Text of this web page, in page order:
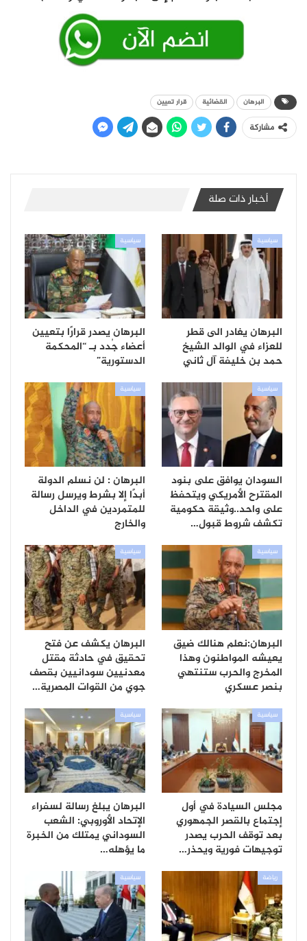
البرهان القضائية قرار تعيين
مشاركة
أخبار ذات صلة
سياسية
البرهان يغادر الى قطر
للعزاء في الوالد الشيخ
حمد بن خليفة آل ثاني
سياسية
البرهان يصدر قرارًا بتعيين
أعضاء جُدد بـ “المحكمة
الدستورية”
سياسية
السودان يوافق على بنود
المقترح الأمريكي ويتحفظ
على واحد..وثيقة حكومية
تكشف شروط قبول…
سياسية
البرهان : لن نسلم الدولة
أبدًا إلا بشرط ويرسل رسالة
للمتمردين في الداخل
والخارج
سياسية
البرهان:نعلم هنالك ضيق
يعيشه المواطنون وهذا
المخرج والحرب ستنتهي
بنصر عسكري
سياسية
البرهان يكشف عن فتح
تحقيق في حادثة مقتل
معدنيين سودانيين بقصف
جوي من القوات المصرية…
سياسية
مجلس السيادة في أول
إجتماع بالقصر الجمهوري
بعد توقف الحرب يصدر
توجيهات فورية ويحذر…
سياسية
البرهان يبلغ رسالة لسفراء
الإتحاد الأوروبي: الشعب
السوداني يمتلك من الخبرة
ما يؤهله…
رياضة سياسية